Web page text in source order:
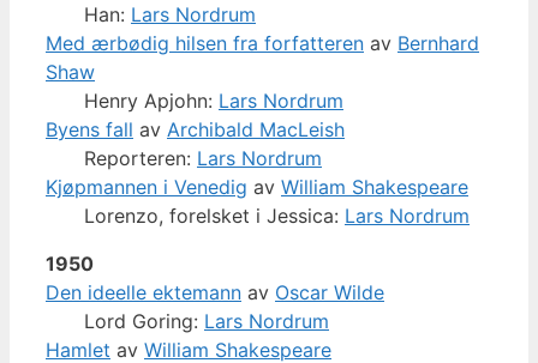
Han: Lars Nordrum
Med ærbødig hilsen fra forfatteren av Bernhard
Shaw
Henry Apjohn: Lars Nordrum
Byens fall av Archibald MacLeish
Reporteren: Lars Nordrum
Kjøpmannen i Venedig av William Shakespeare
Lorenzo, forelsket i Jessica: Lars Nordrum
1950
Den ideelle ektemann av Oscar Wilde
Lord Goring: Lars Nordrum
Hamlet av William Shakespeare